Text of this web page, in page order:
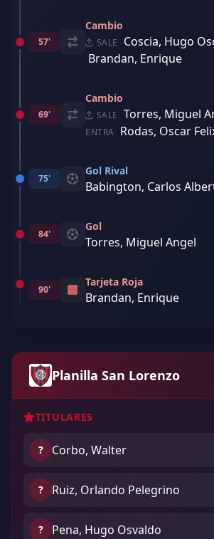
57'
Cambio
SALE Coscia, Hugo
Brandan, Enrique
69'
Cambio
SALE Torres, Miguel
ENTRA Rodas, Oscar
75'
Gol Rival
Babington, Carlos
84'
Gol
Torres, Miguel Angel
90'
Tarjeta Roja
Brandan, Enrique
Planilla San Lorenzo
TITULARES
? Corbo, Walter
? Ruiz, Orlando Pelegrino
? Pena, Hugo Osvaldo